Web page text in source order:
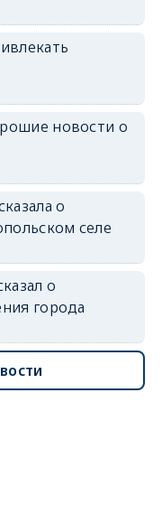
новости о
о
селе
о
города